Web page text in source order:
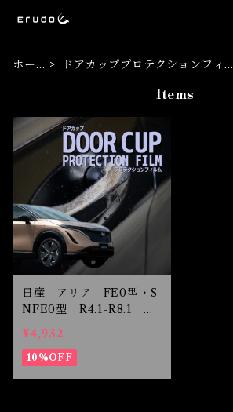
ホー
ドアカッププロテクションフィル
Items
日産 アリア FE0型・S
NFE0型 R4.1-R8.1 ド
アカップ保護フィルム
¥4,932
10%OFF